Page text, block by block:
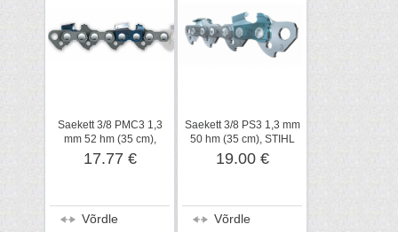
Saekett 3/8 PMC3 1,3
mm 52 hm (35 cm),
STIHL
17.77 €
Võrdle
Saekett 3/8 PS3 1,3 mm
50 hm (35 cm), STIHL
19.00 €
Võrdle